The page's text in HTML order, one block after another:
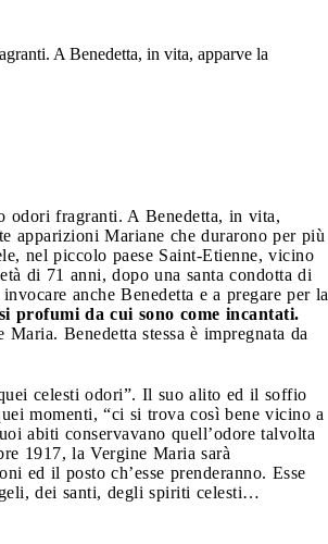
A Benedetta, in vita, apparve la
odori fragranti. A Benedetta, in vita,
apparizioni Mariane che durarono per più
nel piccolo paese Saint-Etienne, vicino
di 71 anni, dopo una santa condotta di
anche Benedetta e a pregare per la
profumi da cui sono come incantati.
Benedetta stessa è impregnata da
celesti odori”. Il suo alito ed il soffio
momenti, “ci si trova così bene vicino a
abiti conservavano quell’odore talvolta
1917, la Vergine Maria sarà
ed il posto ch’esse prenderanno. Esse
dei santi, degli spiriti celesti…